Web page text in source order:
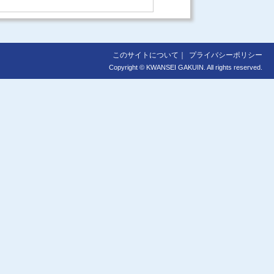
プライバシーポリシー
このサイトについて
Copyright © KWANSEI GAKUIN. All rights reserved.